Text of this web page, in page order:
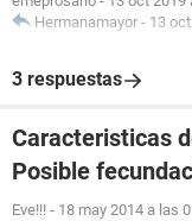
Hermanamayor - 13
3 respuestas
Caracteristicas
Posible
Eve!!! - 18 may 2014 a las